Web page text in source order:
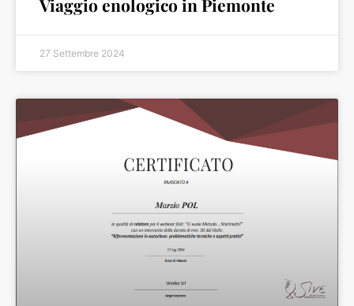
Viaggio enologico in Piemonte
27 Settembre 2024